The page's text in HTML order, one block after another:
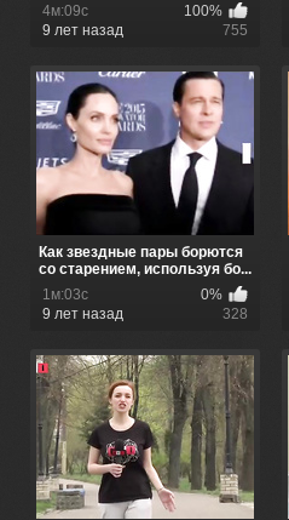
4м:09с
100%
9 лет назад
755
Как звездные пары борются
со старением, используя бо...
1м:03с
0%
9 лет назад
328